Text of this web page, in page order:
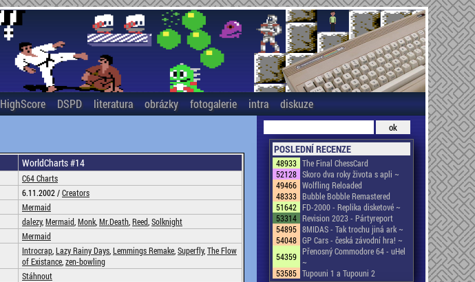
HighScore DSPD literatura obrázky fotogalerie intra diskuze
WorldCharts #14
C64 Charts
6.11.2002 /Creators
Mermaid
dalezy, Mermaid Monk Mr.Death Reed Solknight
Mermaid
Introcrap Lazy Rainy Days Lemmings Remake Superfly, The Flow
of Existance zen-bowling
Stáhnout
POSLEDNÍ RECENZE
48933 The Final ChessCard
52128 Skoro dva roky života s apli ~
49466 Wolfling Reloaded
48333 Bubble Bobble Remastered
51642 FD-2000 - Replika disketové ~
53314 Revision 2023 - Pártyreport
54895 8MIDAS - Tak trochu jiná ark ~
54048 GP Cars - česká závodní hra! ~
54359 Přenosný Commodore 64 - uHel
~
53585 Tupouni 1 a Tupouni 2